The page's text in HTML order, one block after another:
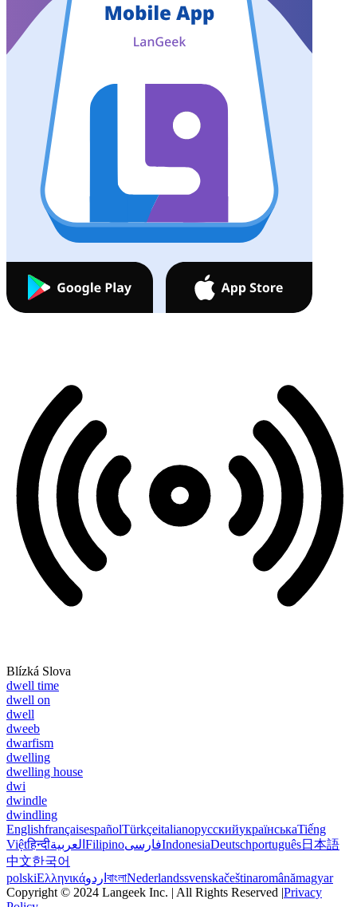
Blízká Slova
dwell time
dwell on
dwell
dweeb
dwarfism
dwelling
dwelling house
dwi
dwindle
dwindling
EnglishfrançaisespañolTürkçeitalianoрусскийукраїнськаTiếng
Việtहिन्दीالعربية FilipinoفارسیIndonesiaDeutschportuguês日本語
中文한국어
polskiΕλληνικάاردو বাংলাNederlandssvenskačeštinaromânămagyar
Copyright © 2024 Langeek Inc. | All Rights Reserved |Privacy